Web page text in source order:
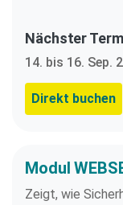
Nächster
14. bis 16. Sep.
Direkt buchen
Modul
Zeigt, wie